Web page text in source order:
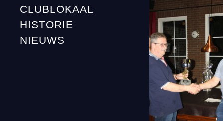
CLUBLOKAAL
HISTORIE
NIEUWS